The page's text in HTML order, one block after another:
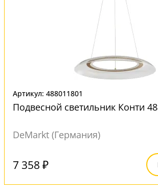
Артикул: 488011801
Подвесной светильник Конти
DeMarkt (Германия)
7 358 ₽